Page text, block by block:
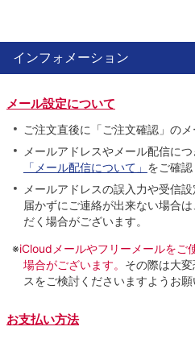
インフォメーション
メール設定について
ご注文直後に「ご注文確認」のメ
メールアドレスやメール配信に
「メール配信について」 をご確認
メールアドレスの誤入力や受信
届かずにご連絡が出来ない場合
だく場合がございます。
※iCloudメールやフリーメールをご
場合がございます。 その際は大
スをご検討くださいますようお願
お支払い方法